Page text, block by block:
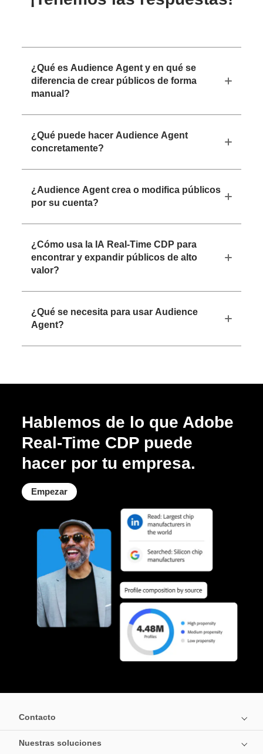
¿Qué es Audience Agent y en qué se
diferencia de crear públicos de forma
manual?
¿Qué puede hacer Audience Agent
concretamente?
¿Audience Agent crea o modifica públicos
por su cuenta?
¿Cómo usa la IA Real-Time CDP para
encontrar y expandir públicos de alto
valor?
¿Qué se necesita para usar Audience
Agent?
Hablemos de lo que Adobe
Real-Time CDP puede
hacer por tu empresa.
Empezar
Contacto
Nuestras soluciones